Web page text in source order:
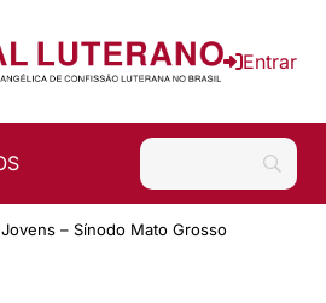
Entrar
– Sínodo Mato Grosso